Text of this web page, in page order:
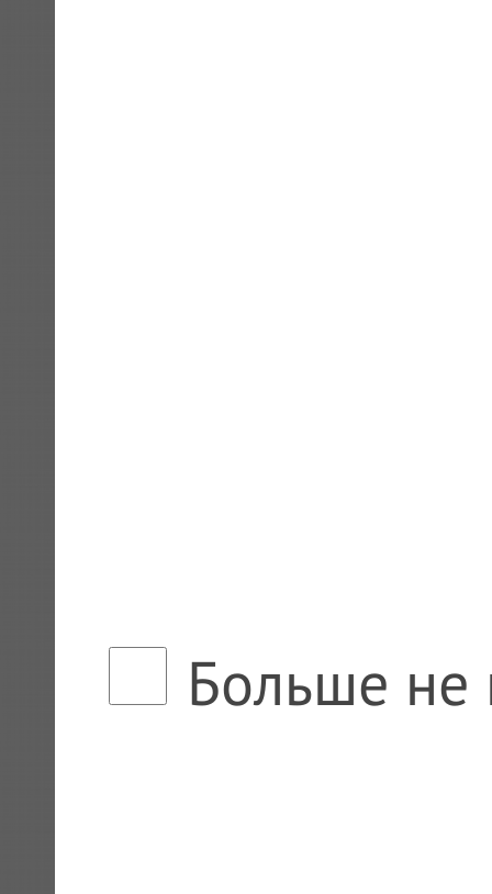
Больше не